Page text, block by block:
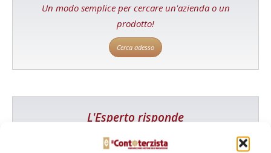
Un modo semplice per cercare un'azienda o un
prodotto!
Cerca adesso
L'Esperto risponde
I consigli di Terra e Vita agli agricoltori